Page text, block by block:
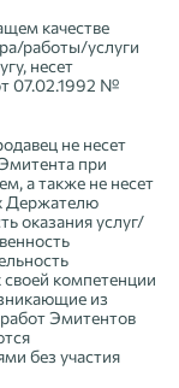
качестве
работы/услуги
несет
07.02.1992 №
не несет
при
а также не несет
Держателю
оказания услуг/
компетенции
из
Эмитентов
без участия